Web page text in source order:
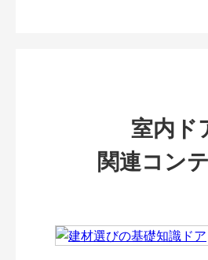
室内ド
関連コン